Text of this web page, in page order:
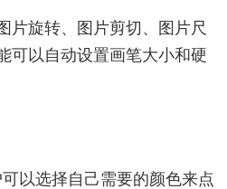
片旋转、图片剪切、图片尺
可以自动设置画笔大小和硬
以选择自己需要的颜色来点